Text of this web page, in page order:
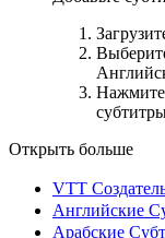
Нажмите
Открыть больше
VTT
Английские
Арабские